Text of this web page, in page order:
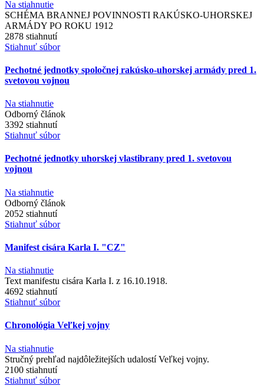
Na stiahnutie
SCHÉMA BRANNEJ POVINNOSTI RAKÚSKO-UHORSKEJ
ARMÁDY PO ROKU 1912
2878 stiahnutí
Stiahnuť súbor
Pechotné jednotky spoločnej rakúsko-uhorskej armády pred 1.
svetovou vojnou
Na stiahnutie
Odborný článok
3392 stiahnutí
Stiahnuť súbor
Pechotné jednotky uhorskej vlastibrany pred 1. svetovou
vojnou
Na stiahnutie
Odborný článok
2052 stiahnutí
Stiahnuť súbor
Manifest cisára Karla I. "CZ"
Na stiahnutie
Text manifestu cisára Karla I. z 16.10.1918.
4692 stiahnutí
Stiahnuť súbor
Chronológia Veľkej vojny
Na stiahnutie
Stručný prehľad najdôležitejších udalostí Veľkej vojny.
2100 stiahnutí
Stiahnuť súbor